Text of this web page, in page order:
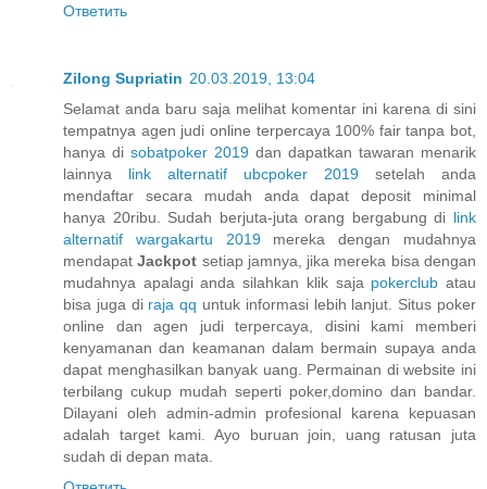
Ответить
Zilong Supriatin 20.03.2019, 13:04
Selamat anda baru saja melihat komentar ini karena di sini
tempatnya agen judi online terpercaya 100% fair tanpa bot,
hanya di sobatpoker 2019 dan dapatkan tawaran menarik
lainnya link alternatif ubcpoker 2019 setelah anda
mendaftar secara mudah anda dapat deposit minimal
hanya 20ribu. Sudah berjuta-juta orang bergabung di link
alternatif wargakartu 2019mereka dengan mudahnya
mendapatJackpot setiap jamnya, jika mereka bisa dengan
mudahnya apalagi anda silahkan klik saja pokerclub atau
bisa juga di raja qq untuk informasi lebih lanjut. Situs poker
online dan agen judi terpercaya, disini kami memberi
kenyamanan dan keamanan dalam bermain supaya anda
dapat menghasilkan banyak uang. Permainan di website ini
terbilang cukup mudah seperti poker,domino dan bandar.
Dilayani oleh admin-admin profesional karena kepuasan
adalah target kami. Ayo buruan join, uang ratusan juta
sudah di depan mata.